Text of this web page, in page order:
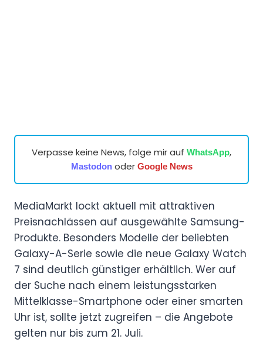
Verpasse keine News, folge mir auf WhatsApp,
Mastodonoder Google News
MediaMarkt lockt aktuell mit attraktiven
Preisnachlässen auf ausgewählte Samsung-
Produkte. Besonders Modelle der beliebten
Galaxy-A-Serie sowie die neue Galaxy Watch
7 sind deutlich günstiger erhältlich. Wer auf
der Suche nach einem leistungsstarken
Mittelklasse-Smartphone oder einer smarten
Uhr ist, sollte jetzt zugreifen – die Angebote
gelten nur bis zum 21. Juli.